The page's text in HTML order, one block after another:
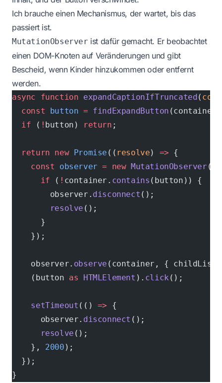
Ich brauche einen Mechanismus, der wartet, bis das
passiert ist.
MutationObserver ist dafür gemacht. Er beobachtet
einen DOM-Knoten auf Veränderungen und gibt
Bescheid, wenn Kinder hinzukommen oder entfernt
werden.
async function expandCaptionIfTruncated(
  const
button = findExpandButton
  if
( ! button) return ;
  return
new Promise (( resolve) => {
    const
observer = new MutationObserver
      if
( ! container. contains (button)) {
        observer.
disconnect ();
        resolve
();
      }
    });
    observer.
observe (container, {
    (button
as HTMLElement ). click ();
    setTimeout
(() => {
      observer.
disconnect ();
      resolve
();
    },
2000 );
  });
}